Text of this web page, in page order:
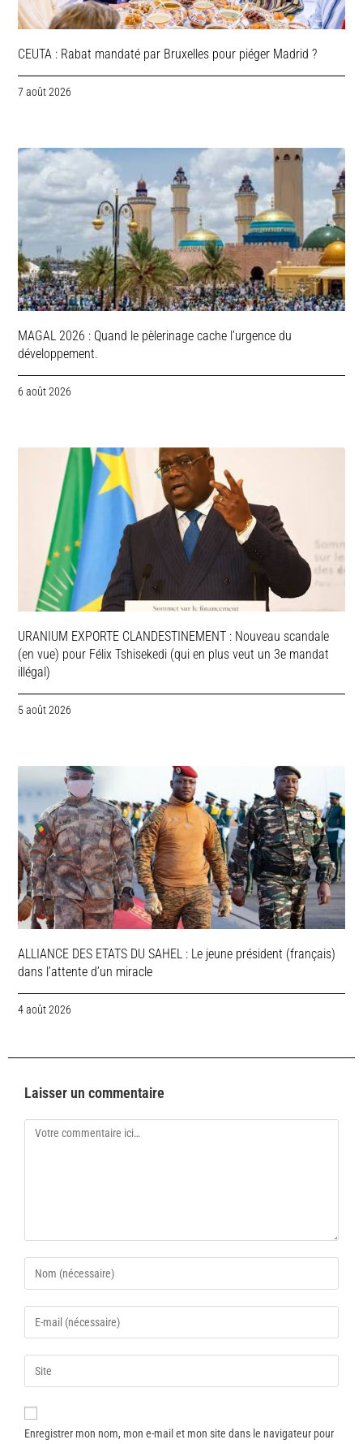
CEUTA : Rabat mandaté par Bruxelles pour piéger Madrid ?
7 août 2026
MAGAL 2026 : Quand le pèlerinage cache l’urgence du
développement.
6 août 2026
URANIUM EXPORTE CLANDESTINEMENT : Nouveau scandale
(en vue) pour Félix Tshisekedi (qui en plus veut un 3e mandat
illégal)
5 août 2026
ALLIANCE DES ETATS DU SAHEL : Le jeune président (français)
dans l’attente d’un miracle
4 août 2026
Laisser un commentaire
Enregistrer mon nom, mon e-mail et mon site dans le navigateur pour